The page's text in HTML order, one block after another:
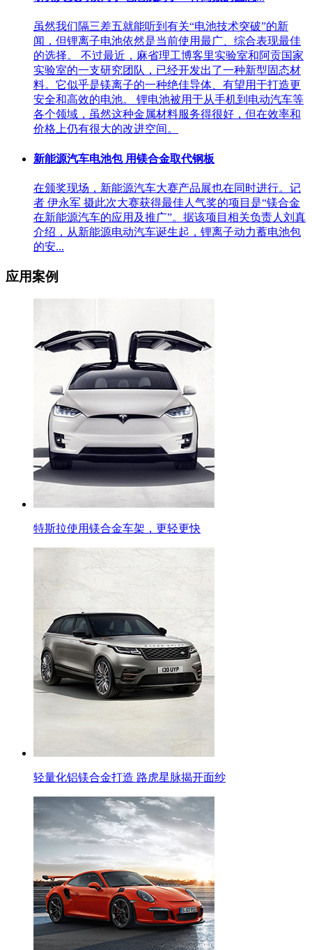
虽然我们隔三差五就能听到有关“电池技术突破”的新
闻，但锂离子电池依然是当前使用最广、综合表现最佳
的选择。 不过最近，麻省理工博客里实验室和阿贡国家
实验室的一支研究团队，已经开发出了一种新型固态材
料。它似乎是镁离子的一种绝佳导体、有望用于打造更
安全和高效的电池。 锂电池被用于从手机到电动汽车等
各个领域，虽然这种金属材料服务得很好，但在效率和
价格上仍有很大的改进空间。
新能源汽车电池包 用镁合金取代钢板
在颁奖现场，新能源汽车大赛产品展也在同时进行。记
者 伊永军 摄此次大赛获得最佳人气奖的项目是“镁合金
在新能源汽车的应用及推广”。据该项目相关负责人刘真
介绍，从新能源电动汽车诞生起，锂离子动力蓄电池包
的安...
应用案例
特斯拉使用镁合金车架，更轻更快
轻量化铝镁合金打造 路虎星脉揭开面纱